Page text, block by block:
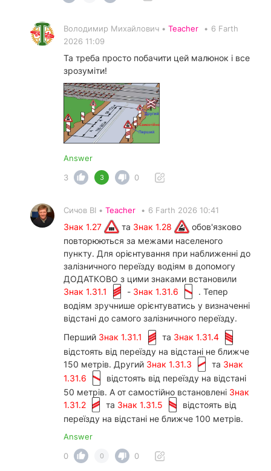
Володимир Михайлович • Teacher • 6 Farth
2026 11:09
Та треба просто побачити цей малюнок і все
зрозуміти!
Answer
3
3 0
Сичов ВІ • Teacher • 6 Farth 2026 10:41
Знак 1.27 та Знак 1.28
обов'язково
повторюються за межами населеного
пункту. Для орієнтування при наближенні до
залізничного переїзду водіям в допомогу
ДОДАТКОВО з цими знаками встановили
Знак 1.31.1
- Знак 1.31.6
. Тепер
водіям зручнише орієнтуватись у визначенні
відстані до самого залізничного переїзду.
Перший Знак 1.31.1 та Знак 1.31.4
відстоять від переїзду на відстані не ближче
150 метрів. Другий Знак 1.31.3 та Знак
1.31.6
відстоять від переїзду на відстані
50 метрів. А от самостійно встановлені Знак
1.31.2
та Знак 1.31.5
відстоять від
переїзду на відстані не ближче 100 метрів.
Answer
0
0 0